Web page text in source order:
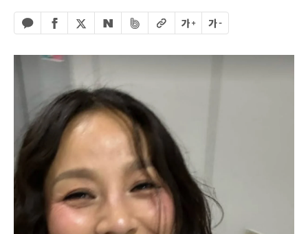
카카오톡 공유하기
페이스북 공유하기
엑스 공유하기
네이버 공유하기
밴드 공유하기
URL복사글자 크게글자 작게